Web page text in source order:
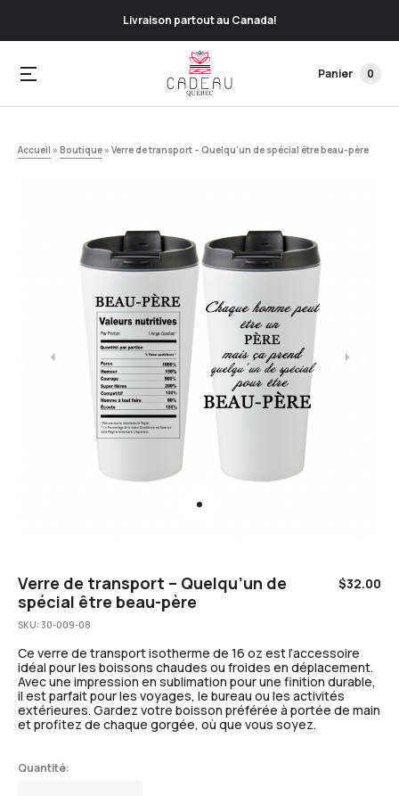
Livraison partout au Canada!
Panier 0
Accueil » Boutique » Verre de transport – Quelqu’un de spécial être beau-père
Verre de transport – Quelqu’un de
spécial être beau-père
$32.00
SKU: 30-009-08
Ce verre de transport isotherme de 16 oz est l’accessoire
idéal pour les boissons chaudes ou froides en déplacement.
Avec une impression en sublimation pour une finition durable,
il est parfait pour les voyages, le bureau ou les activités
extérieures. Gardez votre boisson préférée à portée de main
et profitez de chaque gorgée, où que vous soyez.